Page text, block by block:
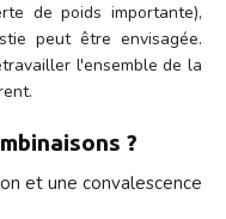
de poids importante),
peut être envisagée.
l'ensemble de la
?
et une convalescence